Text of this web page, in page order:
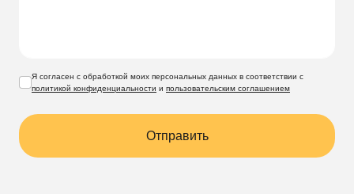
Я согласен с обработкой моих персональных данных в соответствии с
политикой конфиденциальности и пользовательским соглашением
Отправить